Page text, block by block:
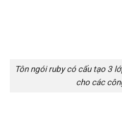
Tôn ngói ruby có cấu tạo 3
cho các